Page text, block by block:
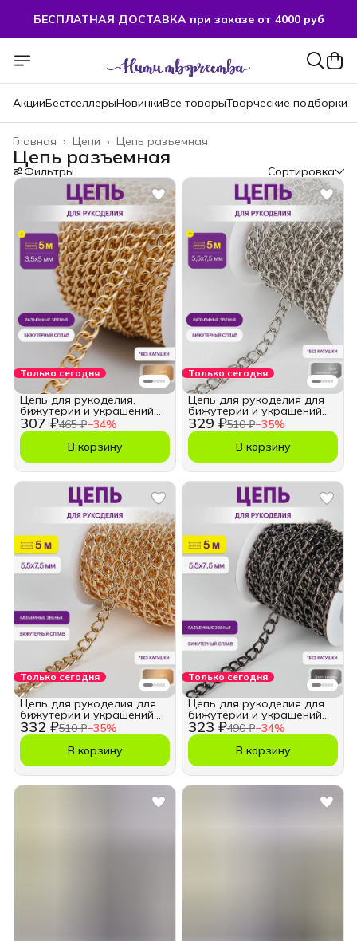
БЕСПЛАТНАЯ ДОСТАВКА при заказе от 4000 руб
БЕСПЛАТНАЯ ДОСТАВКА при заказе от 4000 руб
АкцииБестселлерыНовинкиВсе товарыТворческие подборки
Цепь разъемная
Цепи ›
Главная ›
Цепь разъемная
Фильтры Сортировка
Только сегодня
307 ₽465 ₽−34%
Цепь для рукоделия,
бижутерии и украшений
3,5х5 мм.
В корзину
Только сегодня
329 ₽510 ₽−35%
Цепь для рукоделия для
бижутерии и украшений
5,5х7,5 мм.
В корзину
Только сегодня
332 ₽510 ₽−35%
Цепь для рукоделия для
бижутерии и украшений
5,5х7,5 мм.
В корзину
Только сегодня
323 ₽490 ₽−34%
Цепь для рукоделия для
бижутерии и украшений
5,5х7,5 мм.
В корзину